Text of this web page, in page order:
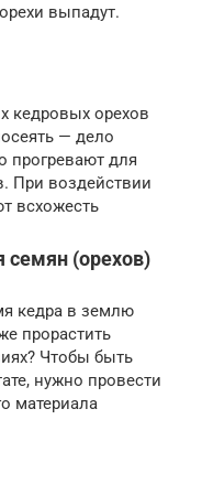
выпадут.
кедровых орехов
— дело
прогревают для
При воздействии
всхожесть
семян (орехов)
кедра в землю
прорастить
Чтобы быть
нужно провести
материала